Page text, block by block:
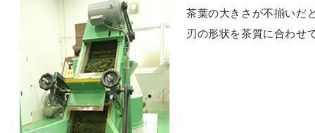
茶葉の大きさが不揃いだ
刃の形状を茶質に合わせ